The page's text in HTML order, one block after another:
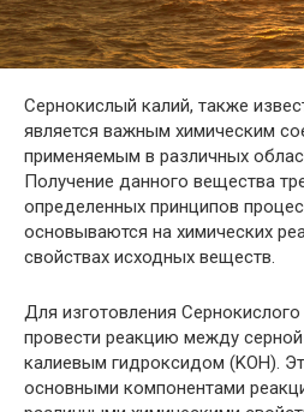
Сернокислый калий, также
является важным химическим
применяемым в различных
Получение данного вещества
определенных принципов
основываются на химических
свойствах исходных веществ.
Для изготовления
провести реакцию между серной
калиевым гидроксидом (KOH).
основными компонентами